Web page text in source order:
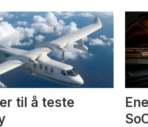
til å teste